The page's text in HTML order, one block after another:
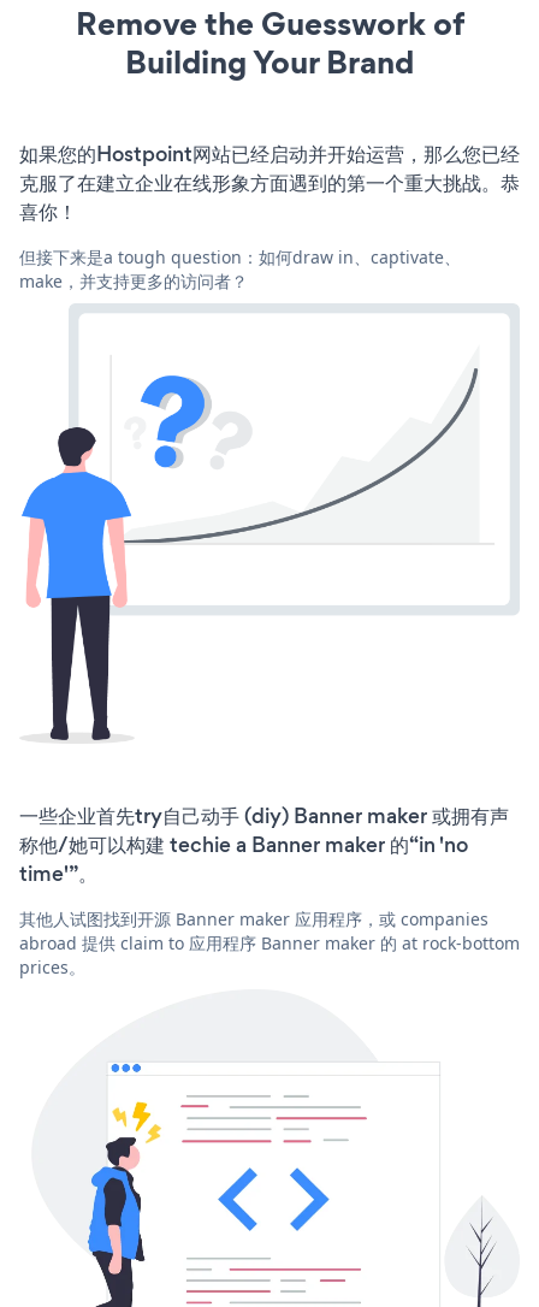
Remove the Guesswork of
Building Your Brand
如果您的Hostpoint网站已经启动并开始运营，那么您已经
克服了在建立企业在线形象方面遇到的第一个重大挑战。恭
喜你！
但接下来是a tough question：如何draw in、captivate、
make，并支持更多的访问者？
一些企业首先try自己动手 (diy) Banner maker 或拥有声
称他/她可以构建 techie a Banner maker 的“in 'no
time'”。
其他人试图找到开源 Banner maker 应用程序，或 companies
abroad 提供 claim to 应用程序 Banner maker 的 at rock-bottom
prices。